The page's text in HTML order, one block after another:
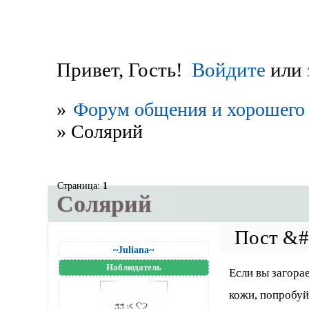
Привет, Гость! Войдите или
» Форум общения и хорошего
» Солярий
Солярий
Страница:1
~Juliana~
Наблюдатель
Если вы
кожи,